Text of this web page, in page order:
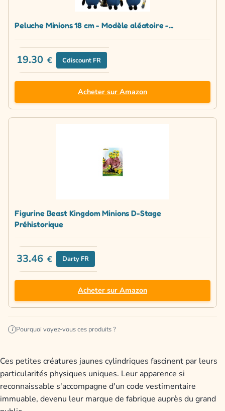
Peluche Minions 18 cm - Modèle aléatoire -...
19.30 € Cdiscount FR
Acheter sur Amazon
Figurine Beast Kingdom Minions D-Stage
Préhistorique
33.46 € Darty FR
Acheter sur Amazon
i Pourquoi voyez-vous ces produits ?
Ces petites créatures jaunes cylindriques fascinent par leurs
particularités physiques uniques. Leur apparence si
reconnaissable s'accompagne d'un code vestimentaire
immuable, devenu leur marque de fabrique auprès du grand